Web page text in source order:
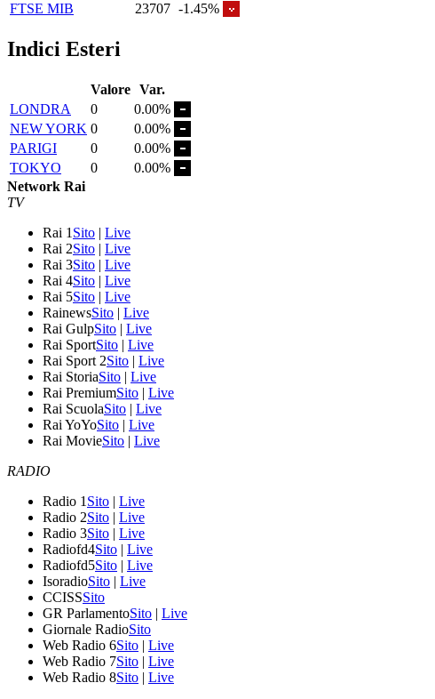
FTSE MIB
23707 -1.45%
Indici Esteri
Valore Var.
LONDRA
0
0.00%
NEW YORK 0
0.00%
PARIGI
0
0.00%
TOKYO
0
0.00%
Network Rai
TV
Rai 1 Sito | Live
Rai 2Sito | Live
Rai 3Sito | Live
Rai 4Sito | Live
Rai 5Sito | Live
RainewsSito | Live
Rai GulpSito | Live
Rai SportSito | Live
Rai Sport 2Sito | Live
Rai StoriaSito | Live
Rai PremiumSito | Live
Rai ScuolaSito | Live
Rai YoYoSito | Live
Rai MovieSito | Live
RADIO
Radio 1 Sito | Live
Radio 2Sito | Live
Radio 3Sito | Live
Radiofd4Sito | Live
Radiofd5Sito | Live
IsoradioSito | Live
CCISSSito
GR ParlamentoSito | Live
Giornale RadioSito
Web Radio 6Sito | Live
Web Radio 7Sito | Live
Web Radio 8Sito | Live